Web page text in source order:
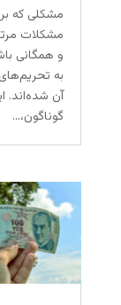
مشکلی که
مشکلات
و همگانی
به
آن شده‌اند.
گوناگون،...